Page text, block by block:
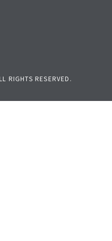
RIGHTS RESERVED.